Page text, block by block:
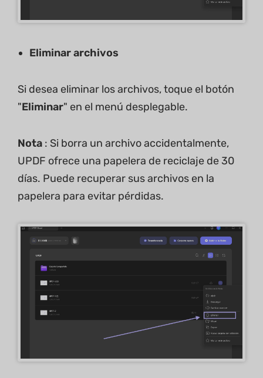
Eliminar archivos
Si desea eliminar los archivos, toque el botón
"Eliminar" en el menú desplegable.
Nota : Si borra un archivo accidentalmente,
UPDF ofrece una papelera de reciclaje de 30
días. Puede recuperar sus archivos en la
papelera para evitar pérdidas.